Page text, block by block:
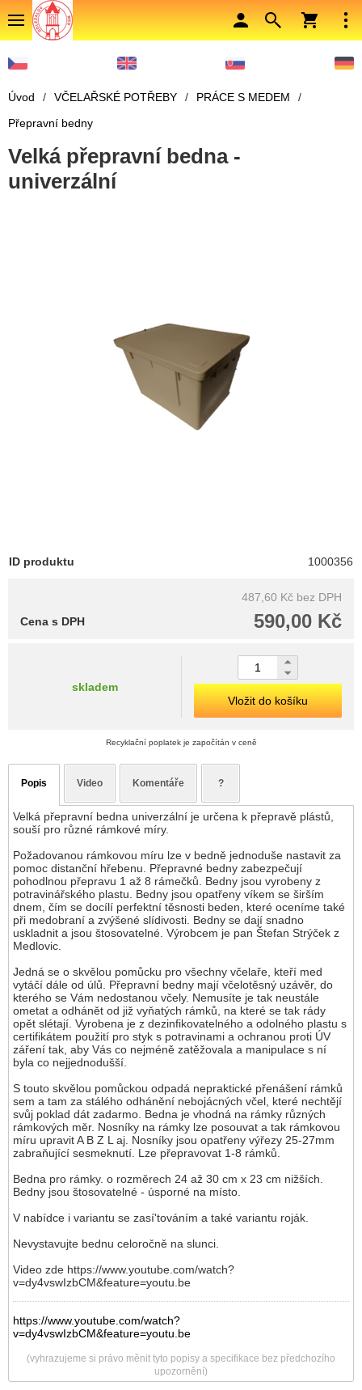
Úvod / VČELAŘSKÉ POTŘEBY / PRÁCE S MEDEM
/
Přepravní bedny
Velká přepravní bedna -
univerzální
ID produktu 1000356
487,60 Kč bez DPH
590,00 Kč
Cena s DPH
skladem
Vložit do košíku
Recyklační poplatek je započítán v ceně
Popis Video Komentáře ?
Velká přepravní bedna univerzální je určena k přepravě plástů,
souší pro různé rámkové míry.
Požadovanou rámkovou míru lze v bedně jednoduše nastavit za
pomoc distanční hřebenu. Přepravné bedny zabezpečují
pohodlnou přepravu 1 až 8 rámečků. Bedny jsou vyrobeny z
potravinářského plastu. Bedny jsou opatřeny víkem se širším
dnem, čím se docílí perfektní těsnosti beden, které oceníme také
při medobraní a zvýšené slídivosti. Bedny se dají snadno
uskladnit a jsou štosovatelné. Výrobcem je pan Štefan Strýček z
Medlovic.
Jedná se o skvělou pomůcku pro všechny včelaře, kteří med
vytáčí dále od úlů. Přepravní bedny mají včelotěsný uzávěr, do
kterého se Vám nedostanou včely. Nemusíte je tak neustále
ometat a odhánět od již vyňatých rámků, na které se tak rády
opět slétají. Vyrobena je z dezinfikovatelného a odolného plastu s
certifikátem použití pro styk s potravinami a ochranou proti ÚV
záření tak, aby Vás co nejméně zatěžovala a manipulace s ní
byla co nejjednodušší.
S touto skvělou pomůckou odpadá nepraktické přenášení rámků
sem a tam za stálého odhánění nebojácných včel, které nechtějí
svůj poklad dát zadarmo. Bedna je vhodná na rámky různých
rámkových měr. Nosníky na rámky lze posouvat a tak rámkovou
míru upravit A B Z L aj. Nosníky jsou opatřeny výřezy 25-27mm
zabraňující sesmeknutí. Lze přepravovat 1-8 rámků.
Bedna pro rámky. o rozměrech 24 až 30 cm x 23 cm nižších.
Bedny jsou štosovatelné - úsporné na místo.
V nabídce i variantu se zasí'továním a také variantu roják.
Nevystavujte bednu celoročně na slunci.
Video zde https://www.youtube.com/watch?
v=dy4vswIzbCM&feature=youtu.be
https://www.youtube.com/watch?
v=dy4vswIzbCM&feature=youtu.be
(vyhrazujeme si právo měnit tyto popisy a specifikace bez předchozího
upozornění)